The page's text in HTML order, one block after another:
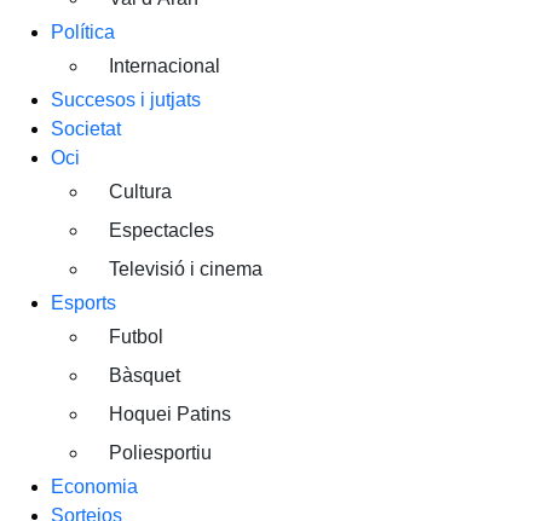
Política
Internacional
Succesos i jutjats
Societat
Oci
Cultura
Espectacles
Televisió i cinema
Esports
Futbol
Bàsquet
Hoquei Patins
Poliesportiu
Economia
Sortejos